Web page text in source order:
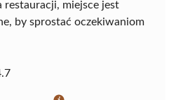
restauracji, miejsce jest
by sprostać oczekiwaniom